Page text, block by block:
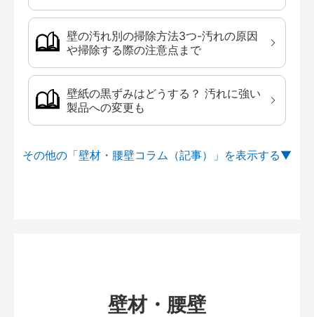
壁の汚れ別の掃除方法3つ-汚れの原因
や掃除する際の注意点まで
壁紙の黒ずみはどうする？ 汚れに強い
製品への変更も
その他の「壁材・腰壁コラム（記事）」を
壁材・腰壁